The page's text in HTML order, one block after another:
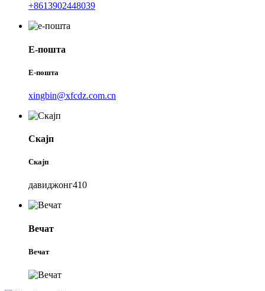
+8613902448039
Е-пошта
Е-пошта
xingbin@xfcdz.com.cn
Скајп
Скајп
давиджонг410
Вечат
Вечат